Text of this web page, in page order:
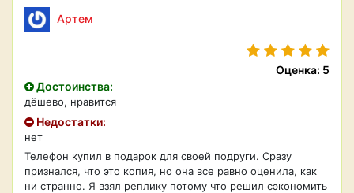
Артем
Оценка: 5
Достоинства:
дёшево, нравится
Недостатки:
нет
Телефон купил в подарок для своей подруги. Сразу
признался, что это копия, но она все равно оценила, как
ни странно. Я взял реплику потому что решил сэкономить